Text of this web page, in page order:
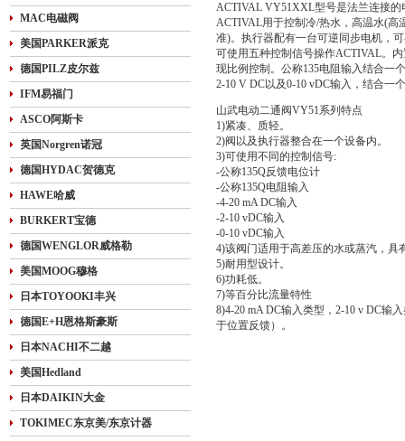
MAC电磁阀
美国PARKER派克
德国PILZ皮尔兹
IFM易福门
ASCO阿斯卡
英国Norgren诺冠
德国HYDAC贺德克
HAWE哈威
BURKERT宝德
德国WENGLOR威格勒
美国MOOG穆格
日本TOYOOKI丰兴
德国E+H恩格斯豪斯
日本NACHI不二越
美国Hedland
日本DAIKIN大金
TOKIMEC东京美/东京计器
ACTIVAL VY51XXL型号是法兰连接
ACTIVAL用于控制冷/热水，高温水(高
准)。执行器配有一台可逆同步电机，
可使用五种控制信号操作ACTIVAL。
现比例控制。公称135电阻输入结合一
2-10 V DC以及0-10 vDC输入，结合一
山武电动二通阀VY51系列特点
1)紧凑、质轻。
2)阀以及执行器整合在一个设备内。
3)可使用不同的控制信号:
-公称135Q反馈电位计
-公称135Q电阻输入
-4-20 mA DC输入
-2-10 vDC输入
-0-10 vDC输入
4)该阀门适用于高差压的水或蒸汽，
5)耐用型设计。
6)功耗低。
7)等百分比流量特性
8)4-20 mA DC输入类型，2-10 v DC输
于位置反馈）。